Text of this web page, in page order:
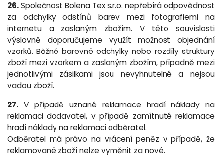
26.Společnost Bolena Tex s.r.o. nepřebírá odpovědnost
za odchylky odstínů barev mezi fotografiemi na
internetu a zaslaným zbožím. V této souvislosti
výslovně doporučujeme využít možnost objednání
vzorků. Běžné barevné odchylky nebo rozdíly struktury
zboží mezi vzorkem a zaslaným zbožím, případně mezi
jednotlivými zásilkami jsou nevyhnutelné a nejsou
vadou zboží.
27. V případě uznané reklamace hradí náklady na
reklamaci dodavatel, v případě zamítnuté reklamace
hradí náklady na reklamaci odběratel.
Odběratel má právo na vrácení peněz v případě, že
reklamované zboží nelze vyměnit za nové.